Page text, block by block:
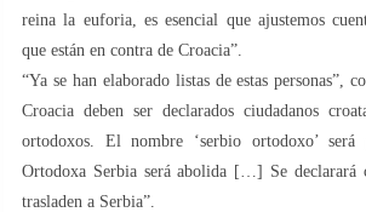
reina la euforia, es esencial que ajustemos
que están en contra de Croacia”.
“Ya se han elaborado listas de estas personas”,
Croacia deben ser declarados ciudadanos
ortodoxos. El nombre ‘serbio ortodoxo’
Ortodoxa Serbia será abolida […] Se declarará
trasladen a Serbia”.